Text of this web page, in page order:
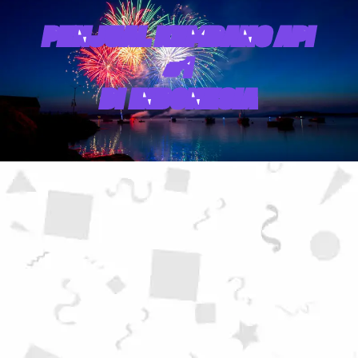
PENJUAL KEMBANG API
#1
DI INDONESIA